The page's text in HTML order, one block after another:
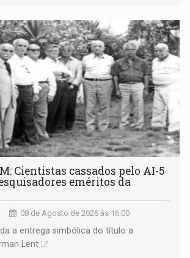
Cientistas cassados pelo AI-5
eméritos da
08 de Agosto de 2026 às 16:00
a entrega simbólica do título a
Lent